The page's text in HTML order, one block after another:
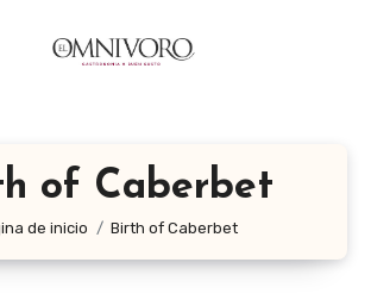
of Caberbet
de inicio Birth of Caberbet